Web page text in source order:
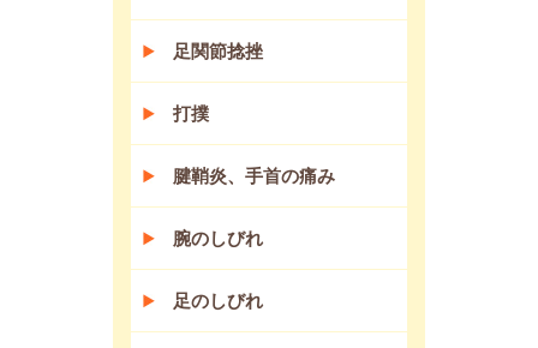
足関節捻挫
打撲
腱鞘炎、手首の痛み
腕のしびれ
足のしびれ